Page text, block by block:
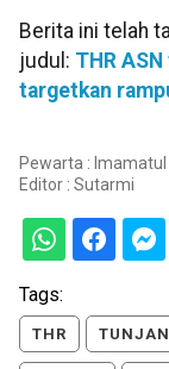
Berita ini telah
judul: THR
targetkan
Pewarta : Imamatul
Editor : Sutarmi
Tags:
THR